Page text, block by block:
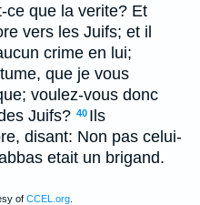
ce que la verite? Et
vers les Juifs; et il
crime en lui;
que je vous
voulez-vous donc
Juifs? 40 Ils
disant: Non pas celui-
etait un brigand.
of CCEL.org